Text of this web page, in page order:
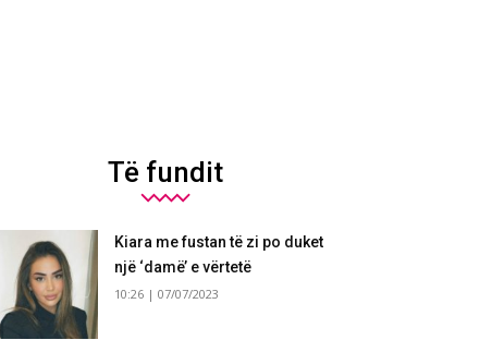
Të fundit
Kiara me fustan të zi po duket
një ‘damë’ e vërtetë
10:26 | 07/07/2023